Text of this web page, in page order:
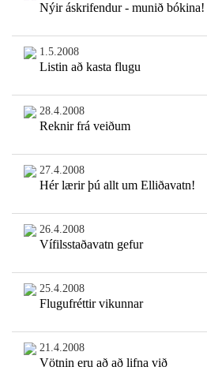
Nýir áskrifendur - munið bókina!
1.5.2008
Listin að kasta flugu
28.4.2008
Reknir frá veiðum
27.4.2008
Hér lærir þú allt um Elliðavatn!
26.4.2008
Vífilsstaðavatn gefur
25.4.2008
Flugufréttir vikunnar
21.4.2008
Vötnin eru að að lifna við